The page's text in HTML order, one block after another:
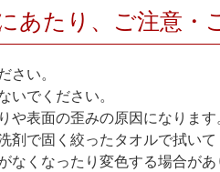
あたり、ご注意・
い。
でください。
表面の歪みの原因になります
で固く絞ったタオルで拭いて
くなったり変色する場合が